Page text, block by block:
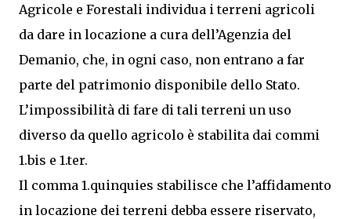
Agricole e Forestali individua i terreni agricoli
da dare in locazione a cura dell’Agenzia del
Demanio, che, in ogni caso, non entrano a far
parte del patrimonio disponibile dello Stato.
L’impossibilità di fare di tali terreni un uso
diverso da quello agricolo è stabilita dai commi
1.bis e 1.ter.
Il comma 1.quinquies stabilisce che l’affidamento
in locazione dei terreni debba essere riservato,